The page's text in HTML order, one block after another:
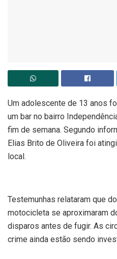
Um adolescente de 13 anos
um bar no bairro
fim de semana. Segundo
Elias Brito de Oliveira foi
local.
Testemunhas relataram que
motocicleta se aproximaram
disparos antes de fugir. As
crime ainda estão sendo